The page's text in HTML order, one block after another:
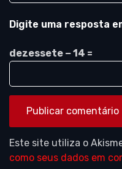
Digite uma resposta
dezessete − 14 =
Este site utiliza o
como seus dados em